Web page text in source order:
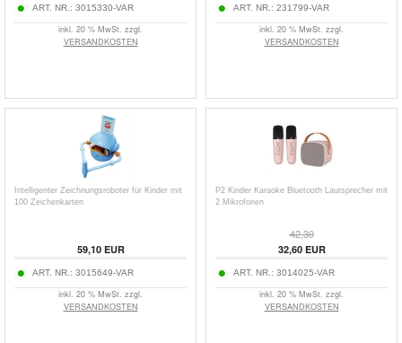
ART. NR.: 3015330-VAR
inkl. 20 % MwSt. zzgl.
VERSANDKOSTEN
ART. NR.: 231799-VAR
inkl. 20 % MwSt. zzgl.
VERSANDKOSTEN
Intelligenter Zeichnungsroboter für Kinder mit
100 Zeichenkarten
59,10EUR
ART. NR.: 3015649-VAR
inkl. 20 % MwSt. zzgl.
VERSANDKOSTEN
P2 Kinder Karaoke Bluetooth Lautsprecher mit
2 Mikrofonen
42,30
32,60EUR
ART. NR.: 3014025-VAR
inkl. 20 % MwSt. zzgl.
VERSANDKOSTEN